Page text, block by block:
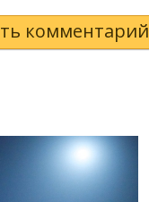
комментарий